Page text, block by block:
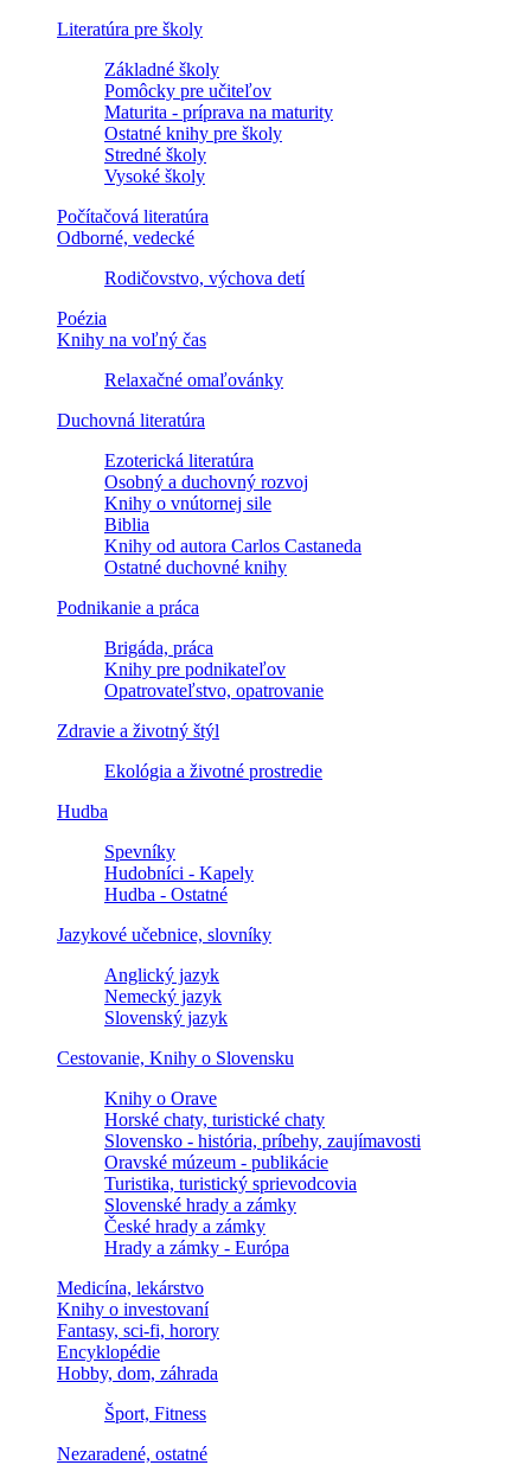
Literatúra pre školy
Základné školy
Pomôcky pre učiteľov
Maturita - príprava na maturity
Ostatné knihy pre školy
Stredné školy
Vysoké školy
Počítačová literatúra
Odborné, vedecké
Rodičovstvo, výchova detí
Poézia
Knihy na voľný čas
Relaxačné omaľovánky
Duchovná literatúra
Ezoterická literatúra
Osobný a duchovný rozvoj
Knihy o vnútornej sile
Biblia
Knihy od autora Carlos Castaneda
Ostatné duchovné knihy
Podnikanie a práca
Brigáda, práca
Knihy pre podnikateľov
Opatrovateľstvo, opatrovanie
Zdravie a životný štýl
Ekológia a životné prostredie
Hudba
Spevníky
Hudobníci - Kapely
Hudba - Ostatné
Jazykové učebnice, slovníky
Anglický jazyk
Nemecký jazyk
Slovenský jazyk
Cestovanie, Knihy o Slovensku
Knihy o Orave
Horské chaty, turistické chaty
Slovensko - história, príbehy, zaujímavosti
Oravské múzeum - publikácie
Turistika, turistický sprievodcovia
Slovenské hrady a zámky
České hrady a zámky
Hrady a zámky - Európa
Medicína, lekárstvo
Knihy o investovaní
Fantasy, sci-fi, horory
Encyklopédie
Hobby, dom, záhrada
Šport, Fitness
Nezaradené, ostatné